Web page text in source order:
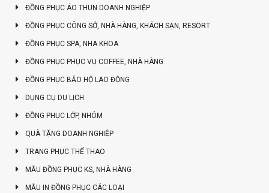
ĐỒNG PHỤC ÁO THUN DOANH NGHIỆP
ĐỒNG PHỤC CÔNG SỞ, NHÀ HÀNG, KHÁCH SẠN, RESORT
ĐỒNG PHỤC SPA, NHA KHOA
ĐỒNG PHỤC PHỤC VỤ COFFEE, NHÀ HÀNG
ĐỒNG PHỤC BẢO HỘ LAO ĐỘNG
DỤNG CỤ DU LỊCH
ĐỒNG PHỤC LỚP, NHÓM
QUÀ TẶNG DOANH NGHIỆP
TRANG PHỤC THỂ THAO
MẪU ĐỒNG PHỤC KS, NHÀ HÀNG
MẪU IN ĐỒNG PHỤC CÁC LOẠI